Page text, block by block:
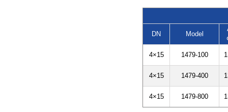
DN Model
4×15 1479-100
4×15 1479-400
4×15 1479-800